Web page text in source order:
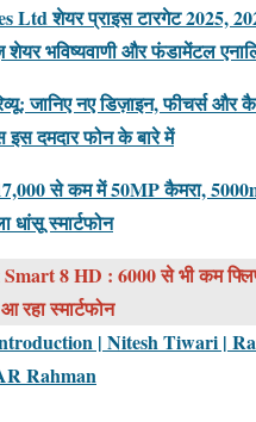
Ltd शेयर प्राइस टारगेट 2025,
शेयर भविष्यवाणी और फंडामेंटल
जानिए नए डिज़ाइन, फीचर्स और
दमदार फोन के बारे में
से कम में 50MP कैमरा,
स्मार्टफोन
8 HD : 6000 से भी कम
रहा स्मार्टफोन
| Nitesh Tiwari |
Rahman